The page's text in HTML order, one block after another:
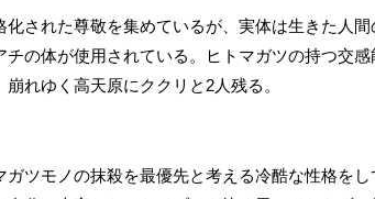
された尊敬を集めているが、実体は生きた人
の体が使用されている。ヒトマガツの持つ交
れゆく高天原にククリと2人残る。
ツモノの抹殺を最優先と考える冷酷な性格を